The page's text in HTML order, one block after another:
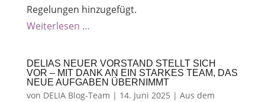
Regelungen hinzugefügt.
Weiterlesen …
DELIAS NEUER VORSTAND STELLT SICH
VOR – MIT DANK AN EIN STARKES TEAM, DAS
NEUE AUFGABEN ÜBERNIMMT
von DELIA Blog-Team | 14. Juni 2025 | Aus dem